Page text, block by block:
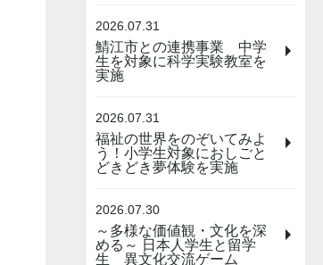
2026.07.31
鯖江市との連携事業 中学
生を対象に科学実験教室を
実施
2026.07.31
福祉の世界をのぞいてみよ
う！小学生対象におしごと
どきどき夢体験を実施
2026.07.30
～多様な価値観・文化を深
める～ 日本人学生と留学
生 異文化交流ゲーム